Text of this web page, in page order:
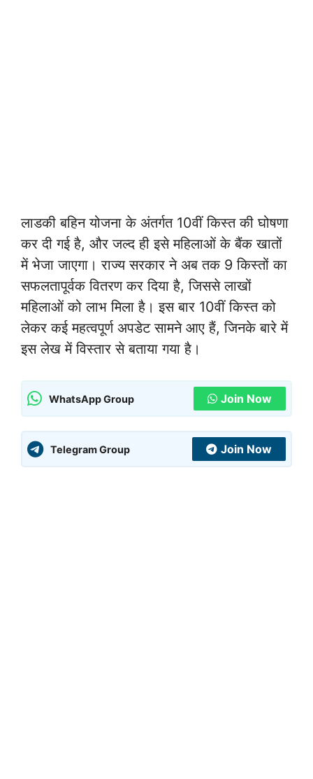
लाडकी बहिन योजना के अंतर्गत 10वीं किस्त की घोषणा
कर दी गई है, और जल्द ही इसे महिलाओं के बैंक खातों
में भेजा जाएगा। राज्य सरकार ने अब तक 9 किस्तों का
सफलतापूर्वक वितरण कर दिया है, जिससे लाखों
महिलाओं को लाभ मिला है। इस बार 10वीं किस्त को
लेकर कई महत्वपूर्ण अपडेट सामने आए हैं, जिनके बारे में
इस लेख में विस्तार से बताया गया है।
WhatsApp Group Join Now
Telegram Group Join Now